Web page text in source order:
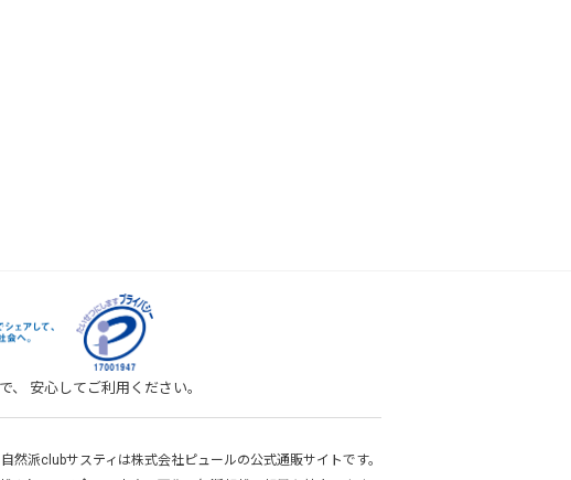
安心してご利用ください。
自然派clubサスティは株式会社ピュールの公式通販サイトです。